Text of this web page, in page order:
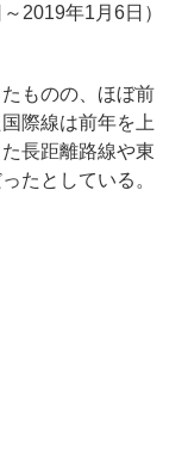
2019年1月6日）
ものの、ほぼ前
際線は前年を上
長距離路線や東
たとしている。